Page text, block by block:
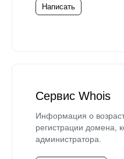
Написать
Сервис Whois
Информация о
регистрации домена,
администратора.